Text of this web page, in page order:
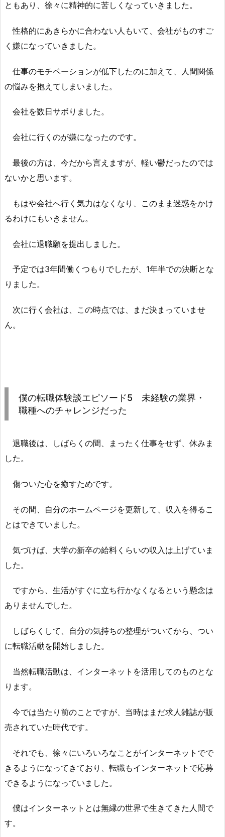
ともあり、徐々に精神的に苦しくなっていきました。
性格的にあきらかに合わない人もいて、会社がものすご
く嫌になっていきました。
仕事のモチベーションが低下したのに加えて、人間関係
の悩みを抱えてしまいました。
会社を数日サボりました。
会社に行くのが嫌になったのです。
最後の方は、今だから言えますが、軽い鬱だったのでは
ないかと思います。
もはや会社へ行く気力はなくなり、このまま迷惑をかけ
るわけにもいきません。
会社に退職願を提出しました。
予定では3年間働くつもりでしたが、1年半での決断とな
りました。
次に行く会社は、この時点では、まだ決まっていませ
ん。
僕の転職体験談エピソード5 未経験の業界・
職種へのチャレンジだった
退職後は、しばらくの間、まったく仕事をせず、休みま
した。
傷ついた心を癒すためです。
その間、自分のホームページを更新して、収入を得るこ
とはできていました。
気づけば、大学の新卒の給料くらいの収入は上げていま
した。
ですから、生活がすぐに立ち行かなくなるという懸念は
ありませんでした。
しばらくして、自分の気持ちの整理がついてから、つい
に転職活動を開始しました。
当然転職活動は、インターネットを活用してのものとな
ります。
今では当たり前のことですが、当時はまだ求人雑誌が販
売されていた時代です。
それでも、徐々にいろいろなことがインターネットでで
きるようになってきており、転職もインターネットで応募
できるようになっていました。
僕はインターネットとは無縁の世界で生きてきた人間で
す。